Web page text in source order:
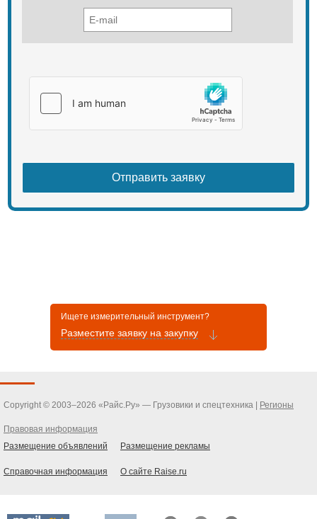
Ищете измерительный инструмент?
Разместите заявку на закупку
Copyright © 2003–2026 «Райс.Ру» — Грузовики и спецтехника | Регионы
Правовая информация
Размещение объявлений
Размещение рекламы
Справочная информация О сайте Raise.ru